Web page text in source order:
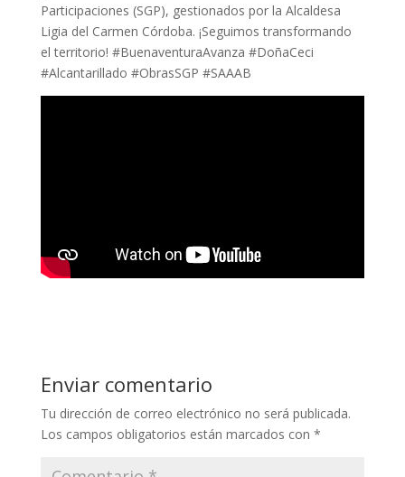
Participaciones (SGP), gestionados por la Alcaldesa
Ligia del Carmen Córdoba. ¡Seguimos transformando
el territorio! #BuenaventuraAvanza #DoñaCeci
#Alcantarillado #ObrasSGP #SAAAB
Enviar comentario
Tu dirección de correo electrónico no será publicada.
Los campos obligatorios están marcados con *